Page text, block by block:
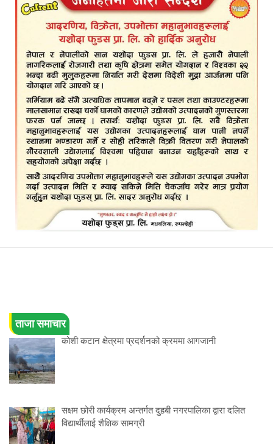
ताजा समाचार
कोशी कटान क्षेत्रमा प्रदर्शनको क्रममा आगजानी
सक्षम छोरी कार्यक्रम अन्तर्गत दुहबी नगरपालिका द्वारा दलित
विद्यार्थीलाई शैक्षिक सामग्री